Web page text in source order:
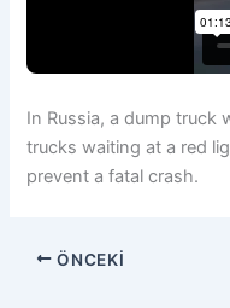
In Russia, a dump truck
trucks waiting at a red
prevent a fatal crash.
ÖNCEKI